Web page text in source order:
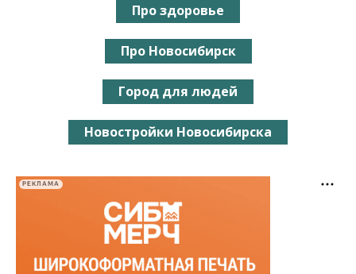
Про здоровье
Про Новосибирск
Город для людей
Новостройки Новосибирска
РЕКЛАМА